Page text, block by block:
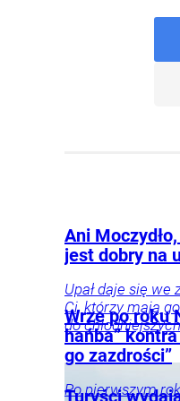
Ani
jest dobry na
Upał daje się
Ci, którzy mają
do
Wrze po roku
hańba” kontra
go zazdrości”
Po pierwszym
Turyści